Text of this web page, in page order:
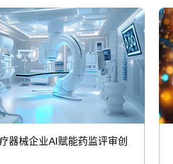
器械企业AI赋能药监评审创